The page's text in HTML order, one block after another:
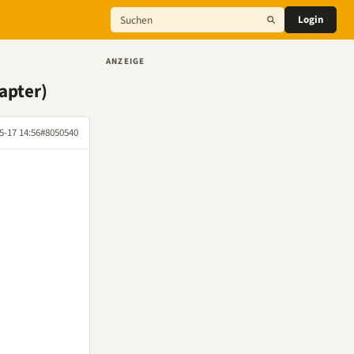
Login
17 14:56#8050540
ANZEIGE